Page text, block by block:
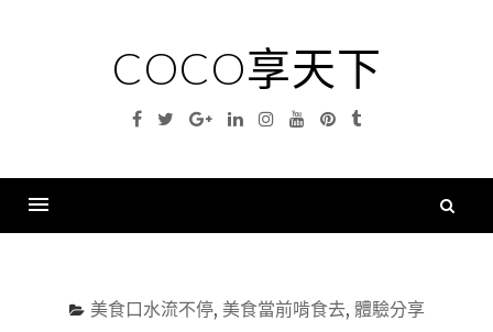
COCO享天下
Facebook
TwitterGoogleLinkedinInstagramYouTubePinterest
Tumblr
美食口水流不停, 美食當前啃食去, 體驗分享